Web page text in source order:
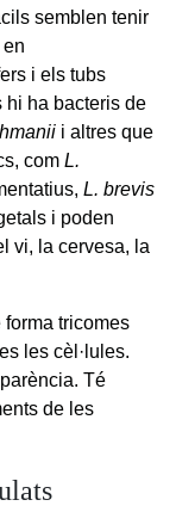
semblen tenir
i els tubs
hi ha bacteris de
i altres que
com L.
L. brevis
i poden
vi, la cervesa, la
tricomes
les cèl·lules.
Té
de les